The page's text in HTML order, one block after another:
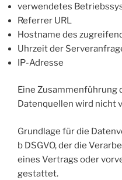
verwendetes
Referrer URL
Hostname des
Uhrzeit der
IP-Adresse
Eine Zusammenführung
Datenquellen wird nicht
Grundlage für die
b DSGVO, der die
eines Vertrags oder
gestattet.